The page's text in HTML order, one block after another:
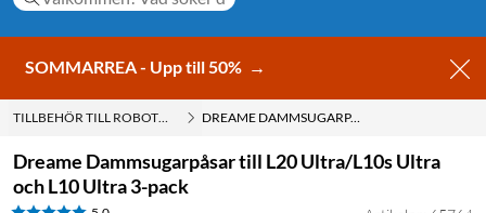
SOMMARREA - Upp till 50% →
TILLBEHÖR TILL ROBOTDAMMSUGARE DREAME DAMMSUGARPÅSAR TILL L20 ULTRA/L10S ULTRA OCH L10 ULTRA 3-PACK
Dreame Dammsugarpåsar till L20 Ultra/L10s Ultra
och L10 Ultra 3-pack